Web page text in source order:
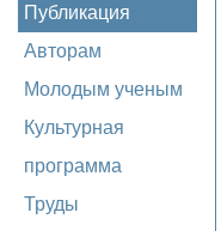
Публикация
Авторам
Молодым ученым
Культурная
программа
Труды